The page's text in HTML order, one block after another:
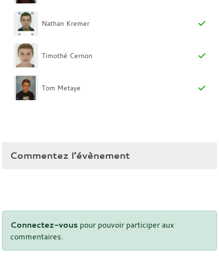
Nathan Kremer
Timothé Cernon
Tom Metaye
Commentez l’évènement
Connectez-vous pour pouvoir participer aux
commentaires.